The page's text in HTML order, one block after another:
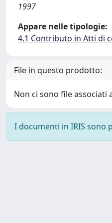
1997
Appare nelle tipologie:
4.1 Contributo in Atti di
File in questo prodotto:
Non ci sono file associati
I documenti in IRIS